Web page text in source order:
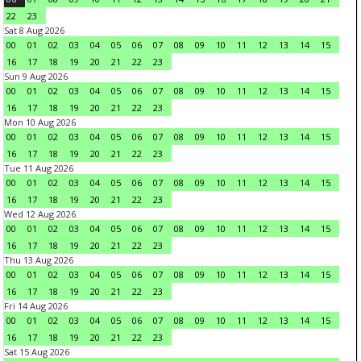
22
23
Sat 8 Aug 2026
00
01 02 03 04 05 06 07 08 09 10 11 12 13 14
15
16
17 18 19 20 21 22
23
Sun 9 Aug 2026
00
01 02 03 04 05 06 07 08 09 10 11 12 13 14
15
16
17 18 19 20 21 22
23
Mon 10 Aug 2026
00
01 02 03 04 05 06 07 08 09 10 11 12 13 14
15
16
17 18 19 20 21 22
23
Tue 11 Aug 2026
00
01 02 03 04 05 06 07 08 09 10 11 12 13 14
15
16
17 18 19 20 21 22
23
Wed 12 Aug 2026
00
01 02 03 04 05 06 07 08 09 10 11 12 13 14
15
16
17 18 19 20 21 22
23
Thu 13 Aug 2026
00
01 02 03 04 05 06 07 08 09 10 11 12 13 14
15
16
17 18 19 20 21 22
23
Fri 14 Aug 2026
00
01 02 03 04 05 06 07 08 09 10 11 12 13 14
15
16
17 18 19 20 21 22
23
Sat 15 Aug 2026